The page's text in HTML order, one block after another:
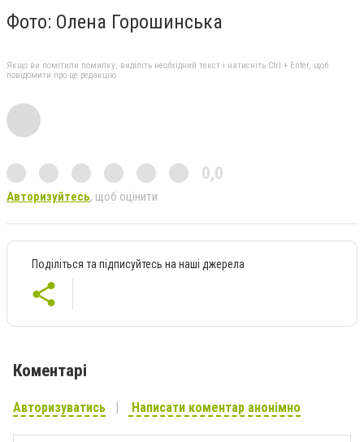
Фото: Олена Горошинська
Якщо ви помітили помилку, виділіть необхідний текст і натисніть Ctrl + Enter, щоб
повідомити про це редакцію
0,0
Авторизуйтесь, щоб оцінити
Поділіться та підписуйтесь на наші джерела
Коментарі
Авторизуватись Написати коментар анонімно